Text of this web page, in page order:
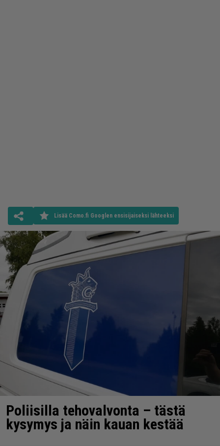
Lisää Como.fi Googlen ensisijaiseksi lähteeksi
Poliisilla tehovalvonta – tästä
kysymys ja näin kauan kestää